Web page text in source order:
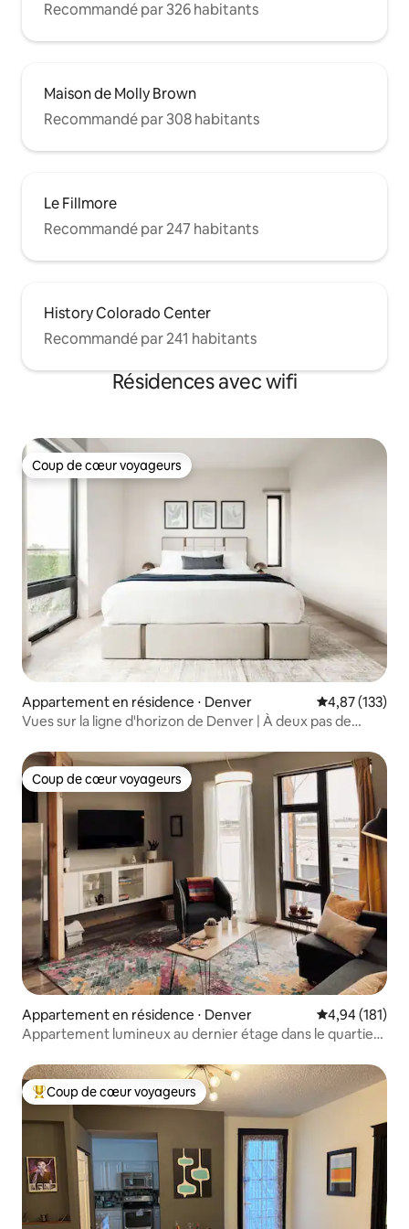
Recommandé par 326 habitants
Maison de Molly Brown
Recommandé par 308 habitants
Le Fillmore
Recommandé par 247 habitants
History Colorado Center
Recommandé par 241 habitants
Résidences avec wifi
Coup de cœur voyageurs
Coup de cœur voyageurs
Appartement en résidence ⋅ Denver Évaluation
4,87 (133)
Vues sur la ligne d'horizon de Denver | À deux pas de
Coup de cœur voyageurs
Coup de cœur voyageurs
Appartement en résidence ⋅ Denver Évaluation
4,94 (181)
Appartement lumineux au dernier étage dans le quartier
Coups de cœur voyageurs les plus appréciés
Coup de cœur voyageurs